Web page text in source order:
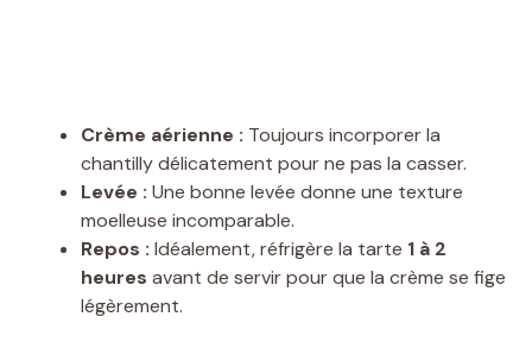
Crème aérienne : Toujours incorporer la
chantilly délicatement pour ne pas la casser.
Levée : Une bonne levée donne une texture
moelleuse incomparable.
Repos : Idéalement, réfrigère la tarte 1 à 2
heures avant de servir pour que la crème se fige
légèrement.